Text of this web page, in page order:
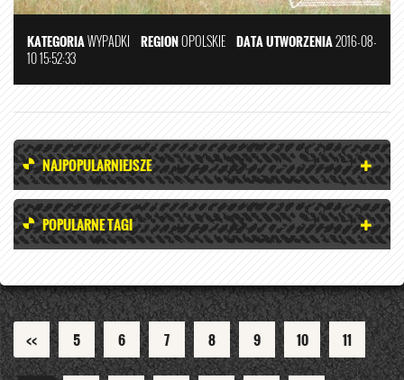
KATEGORIAWYPADKI REGIONOPOLSKIE DATA UTWORZENIA2016-08-
10 15:52:33
NAJPOPULARNIEJSZE
POPULARNE TAGI
<< 5 6 7 8 9 10 11